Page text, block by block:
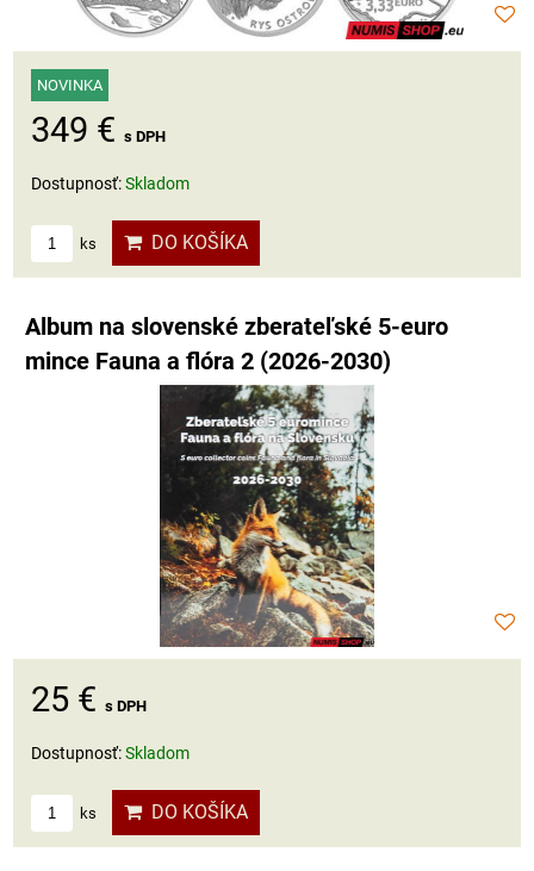
NOVINKA
349 € s DPH
Dostupnosť:Skladom
ks DO KOŠÍKA
Album na slovenské zberateľské 5-euro
mince Fauna a flóra 2 (2026-2030)
25 € s DPH
Dostupnosť:Skladom
ks DO KOŠÍKA